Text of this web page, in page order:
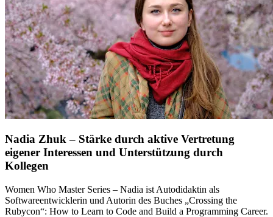
Nadia Zhuk – Stärke durch aktive Vertretung
eigener Interessen und Unterstützung durch
Kollegen
Women Who Master Series – Nadia ist Autodidaktin als
Softwareentwicklerin und Autorin des Buches „Crossing the
Rubycon“: How to Learn to Code and Build a Programming Career.